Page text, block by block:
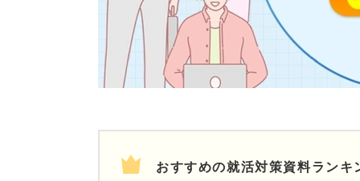
おすすめの就活対策資料ランキ